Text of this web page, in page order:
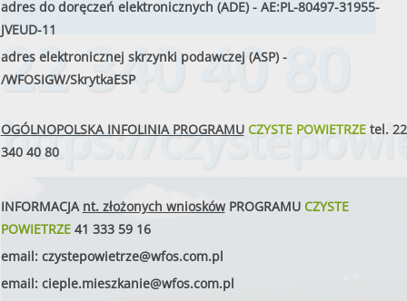
22 340 40 80
https://
adres do doręczeń elektronicznych (ADE) - AE:PL-80497-31955-
JVEUD-11
adres elektronicznej skrzynki podawczej (ASP) -
/WFOSIGW/SkrytkaESP
OGÓLNOPOLSKA INFOLINIA PROGRAMUCZYSTE POWIETRZEtel. 22
340 40 80
INFORMACJA nt. złożonych wnioskówPROGRAMU CZYSTE
POWIETRZE41 333 59 16
email: czystepowietrze@wfos.com.pl
email: cieple.mieszkanie@wfos.com.pl